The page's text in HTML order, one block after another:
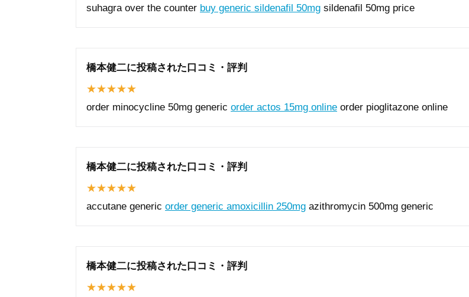
suhagra over the counter buy generic sildenafil 50mg sildenafil 50mg price
橋本健二に投稿された口コミ・評判
order minocycline 50mg generic order actos 15mg online order pioglitazone online
橋本健二に投稿された口コミ・評判
accutane generic order generic amoxicillin 250mg azithromycin 500mg generic
橋本健二に投稿された口コミ・評判